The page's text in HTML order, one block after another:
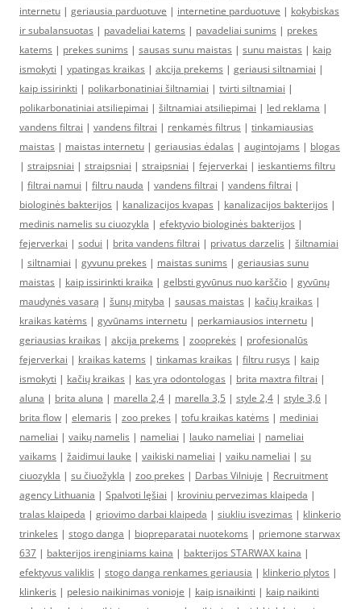
internetu | geriausia parduotuve | internetine parduotuve | kokybiskas
ir subalansuotas | pavadeliai katems | pavadeliai sunims | prekes
katems | prekes sunims | sausas sunu maistas | sunu maistas | kaip
ismokyti | ypatingas kraikas | akcija prekems | geriausi siltnamiai |
kaip issirinkti | polikarbonatiniai šiltnamiai | tvirti siltnamiai |
polikarbonatiniai atsiliepimai | šiltnamiai atsiliepimai | led reklama |
vandens filtrai | vandens filtrai | renkamės filtrus | tinkamiausias
maistas | maistas internetu | geriausias ėdalas | augintojams | blogas
| straipsniai | straipsniai | straipsniai | fejerverkai | ieskantiems filtru
| filtrai namui | filtru nauda | vandens filtrai | vandens filtrai |
biologinės bakterijos | kanalizacijos kvapas | kanalizacijos bakterijos |
medinis namelis su ciuozykla | efektyvio biologinės bakterijos |
fejerverkai | sodui | brita vandens filtrai | privatus darzelis | šiltnamiai
| siltnamiai | gyvunu prekes | maistas sunims | geriausias sunu
maistas | kaip issirinkti kraika | gelbsti gyvūnus nuo karščio | gyvūnų
maudynės vasarą | šunų mityba | sausas maistas | kačių kraikas |
kraikas katėms | gyvūnams internetu | perkamiausios internetu |
geriausias kraikas | akcija prekems | zooprekės | profesionalūs
fejerverkai | kraikas katems | tinkamas kraikas | filtru rusys | kaip
ismokyti | kačių kraikas | kas yra odontologas | brita maxtra filtrai |
aluna | brita aluna | marella 2,4 | marella 3,5 | style 2,4 | style 3,6 |
brita flow | elemaris | zoo prekes | tofu kraikas katėms | mediniai
nameliai | vaikų namelis | nameliai | lauko nameliai | nameliai
vaikams | žaidimui lauke | vaikiski nameliai | vaiku nameliai | su
ciuozykla | su čiuožykla | zoo prekes | Darbas Vilniuje | Recruitment
agency Lithuania | Spalvoti lęšiai | kroviniu pervezimas klaipeda |
tralas klaipeda | griovimo darbai klaipeda | siukliu isvezimas | klinkerio
trinkeles | stogo danga | biopreparatai nuotekoms | priemone starwax
637 | bakterijos irenginiams kaina | bakterijos STARWAX kaina |
efektyvus valiklis | stogo danga renkames geriausia | klinkerio plytos |
klinkeris | pelesio naikinimas vonioje | kaip isnaikinti | kaip naikinti